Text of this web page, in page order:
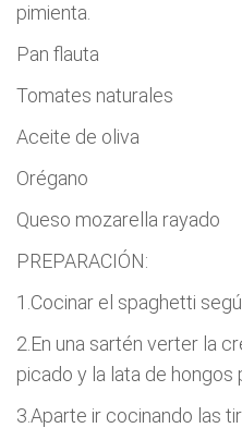
pimienta.
Pan flauta
Tomates naturales
Aceite de oliva
Orégano
Queso mozarella rayado
PREPARACIÓN:
1.Cocinar el spaghetti
2.En una sartén verter la
picado y la lata de hongos
3.Aparte ir cocinando las